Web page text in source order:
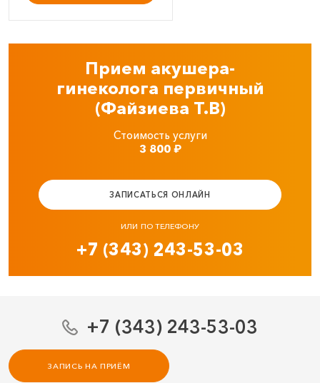
Прием акушера-
гинеколога первичный
(Файзиева Т.В)
Стоимость услуги
3 800₽
ЗАПИСАТЬСЯ ОНЛАЙН
ИЛИ ПО ТЕЛЕФОНУ
+7 (343) 243-53-03
+7 (343) 243-53-03
ЗАПИСЬ НА ПРИЁМ